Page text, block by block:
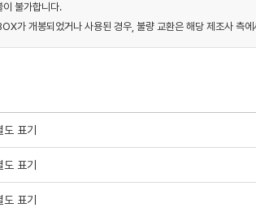
불가합니다.
가 개봉되었거나 사용된 경우, 불량 교환은 해당 제조사 측
표기
표기
표기